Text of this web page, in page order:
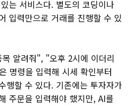
는 서비스다. 별도의 코딩이나
입력만으로 거래를 진행할 수 있
알려줘", "오후 2시에 이더리
명령을 입력해 시세 확인부터
행할 수 있다. 기존에는 투자자가
주문을 입력해야 했지만, AI를